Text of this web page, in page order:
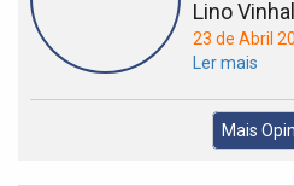
Lino Vinhal
23 de Abril
Ler mais
Mais